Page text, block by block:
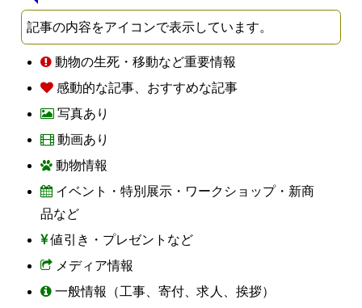
記事の内容をアイコンで表示しています。
動物の生死・移動など重要情報
感動的な記事、おすすめな記事
写真あり
動画あり
動物情報
イベント・特別展示・ワークショップ・新商
品など
値引き・プレゼントなど
メディア情報
一般情報（工事、寄付、求人、挨拶）